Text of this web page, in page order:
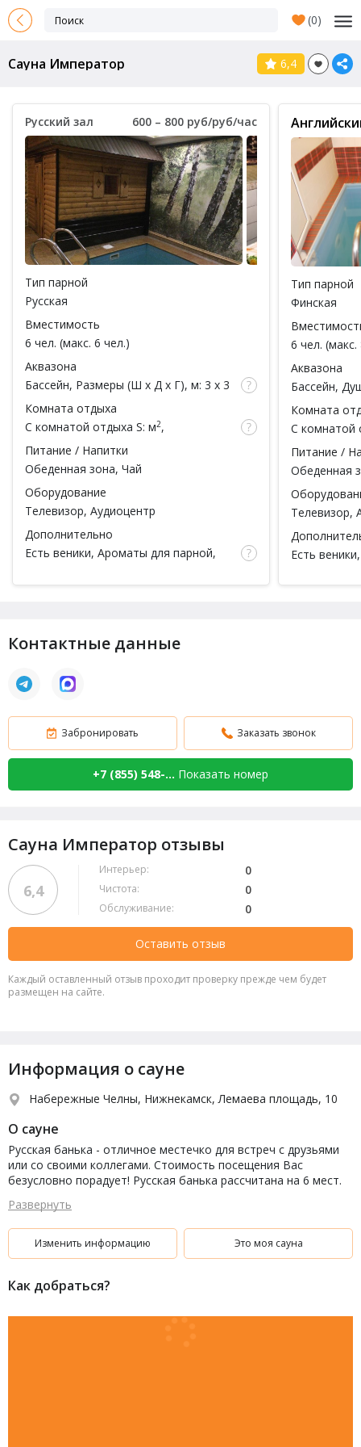
(0)
Сауна Император 6,4
Русский зал 600 – 800 руб/руб/час
Тип парной
Русская
Вместимость
6 чел. (макс. 6 чел.)
Аквазона
Бассейн, Размеры (Ш x Д x Г), м: 3 x 3
Комната отдыха
С комнатой отдыха S: м2,
Питание / Напитки
Обеденная зона, Чай
Оборудование
Телевизор, Аудиоцентр
Дополнительно
Есть веники, Ароматы для парной,
Тапочки, Простыни, Полотенца,
Тип парной
Финская
6 чел. (макс.
Аквазона
Бассейн,
Комната
С комнатой
Питание /
Обеденная
Телевизор,
Есть веники
Тапочки,
Контактные данные
Забронировать Заказать звонок
+7 (855) 548-... Показать номер
Сауна Император отзывы
6,4
Интерьер: 0
Чистота: 0
Обслуживание: 0
Оставить отзыв
Каждый оставленный отзыв проходит проверку прежде чем будет
размещен на сайте.
Информация о сауне
Набережные Челны, Нижнекамск, Лемаева площадь, 10
О сауне
Русская банька - отличное местечко для встреч с друзьями
или со своими коллегами. Стоимость посещения Вас
безусловно порадует! Русская банька рассчитана на 6 мест.
Также все наши гости с удовольствием пользуются
бассейном, а их у нас два! Один - 3х3, второй - 2х2. В комнате
отдыха Вас ждет мягкий диванчик и современная аппаратура
- телевизор и аудиоцентр. Добро пожаловать в баньку!
Развернуть
Изменить информацию Это моя сауна
Как добраться?